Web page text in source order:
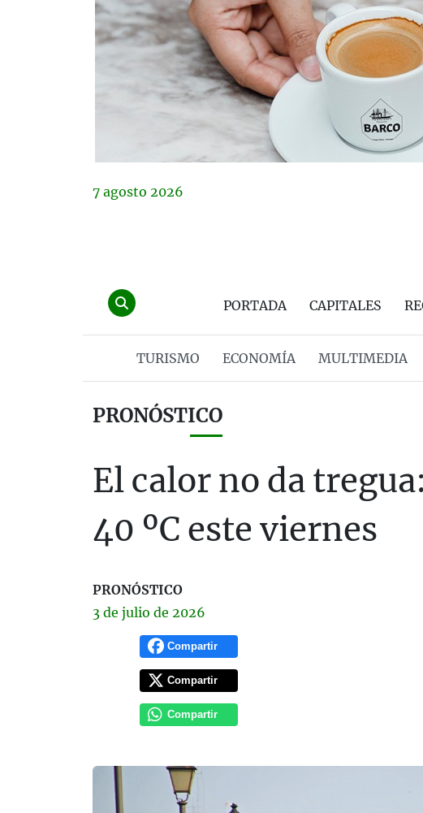
7 agosto 2026
PORTADA CAPITALES
TURISMO ECONOMÍA MULTIMEDIA
PRONÓSTICO
El calor no da
40 ºC este viernes
PRONÓSTICO
3 de julio de 2026
Compartir
Compartir
Compartir